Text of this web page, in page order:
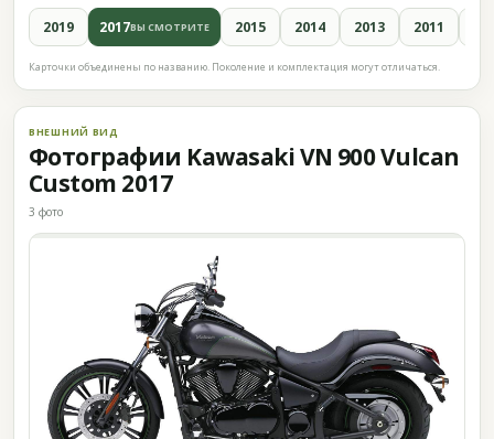
2019 2017ВЫ СМОТРИТЕ 2015 2014 2013 2011
Карточки объединены по названию. Поколение и комплектация могут отличаться.
ВНЕШНИЙ ВИД
Фотографии Kawasaki VN 900 Vulcan
Custom 2017
3 фото